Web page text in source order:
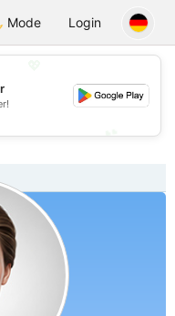
Mode Login